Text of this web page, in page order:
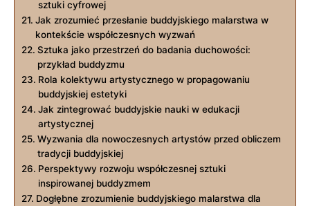
sztuki cyfrowej
Jak zrozumieć przesłanie buddyjskiego malarstwa w
kontekście współczesnych wyzwań
Sztuka jako przestrzeń do badania duchowości:
przykład buddyzmu
Rola kolektywu artystycznego w propagowaniu
buddyjskiej estetyki
Jak zintegrować buddyjskie nauki w edukacji
artystycznej
Wyzwania dla nowoczesnych artystów przed obliczem
tradycji buddyjskiej
Perspektywy rozwoju współczesnej sztuki
inspirowanej buddyzmem
Dogłębne zrozumienie buddyjskiego malarstwa dla